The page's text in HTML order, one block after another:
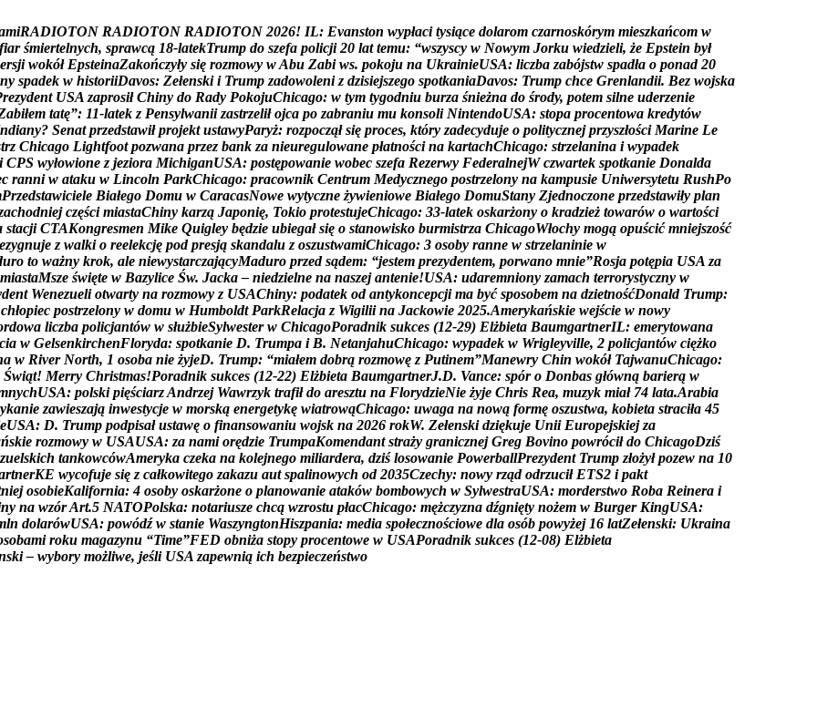
miRADIOTON RADIOTON RADIOTON 2026! IL: Evanston wypłaci tysiące dolarom czarnoskórym mieszkańcom w
fiar śmiertelnych, sprawcą 18-latekTrump do szefa policji 20 lat temu: “wszyscy w Nowym Jorku wiedzieli, że Epstein był
ersji wokół EpsteinaZakończyły się rozmowy wAbu Zabi ws. pokoju na UkrainieUSA: liczba zabójstw spadła o ponad 20
ny spadek w historiiDavos: Zełenski i Trump zadowoleni z dzisiejszego spotkaniaDavos: Trump chce Grenlandii. Bez wojska
rezydent USA zaprosił Chiny do Rady PokojuChicago: w tym tygodniu burza śnieżna do środy, potem silne uderzenie
abiłem tatę”: 11-latek z Pensylwanii zastrzelił ojca po zabraniu mu konsoli NintendoUSA: stopa procentowa kredytów
ndiany? Senat przedstawił projekt ustawyParyż: rozpoczął się proces, który zadecyduje o politycznej przyszłości Marine Le
trz Chicago Lightfoot pozwana przez bank za nieuregulowane płatności na kartachChicago: strzelanina i wypadek
i CPS wyłowione z jeziora MichiganUSA: postępowanie wobec szefa Rezerwy FederalnejW czwartek spotkanie Donalda
c ranni w ataku w Lincoln ParkChicago: pracownik Centrum Medycznego postrzelony na kampusie Uniwersytetu RushPo
Przedstawiciele Białego Domu w CaracasNowe wytyczne żywieniowe Białego DomuStany Zjednoczone przedstawiły plan
achodniej części miastaChiny karzą Japonię, Tokio protestujeChicago: 33-latek oskarżony o kradzież towarów o wartości
stacji CTAKongresmen Mike Quigley będzie ubiegał się o stanowisko burmistrza ChicagoWłochy mogą opuścić mniejszość
ezygnuje z walki o reelekcję pod presją skandalu z oszustwamiChicago: 3 osoby ranne w strzelaninie w
uro to ważny krok, ale niewystarczającyMaduro przed sądem: “jestem prezydentem, porwano mnie”Rosja potępia USA za
miastaMsze święte w Bazylice Św. Jacka – niedzielne na naszej antenie!USA: udaremniony zamach terrorystyczny w
dent Wenezueli otwarty na rozmowy z USAChiny: podatek od antykoncepcji ma być sposobem na dzietnośćDonald Trump:
chłopiec postrzelony w domu w Humboldt ParkRelacja z Wigilii na Jackowie 2025.Amerykańskie wejście w nowy
rdowa liczba policjantów w służbieSylwester w ChicagoPoradnik sukces (12-29) Elżbieta BaumgartnerIL: emerytowana
cia w GelsenkirchenFloryda: spotkanie D. Trumpa i B. NetanjahuChicago: wypadek w Wrigleyville, 2 policjantów ciężko
a w River North, 1 osoba nie żyjeD. Trump: “miałem dobrą rozmowę z Putinem”Manewry Chin wokół TajwanuChicago:
Świąt! Merry Christmas!Poradnik sukces (12-22) Elżbieta BaumgartnerJ.D. Vance: spór o Donbas główną barierą w
nychUSA: polski pięściarzAndrzej Wawrzyk trafił do aresztu na FlorydzieNie żyje Chris Rea, muzyk miał 74 lata.Arabia
ykanie zawieszają inwestycje w morską energetykę wiatrowąChicago: uwaga na nową formę oszustwa, kobieta straciła 45
eUSA: D. Trump podpisał ustawę o finansowaniu wojsk na 2026 rokW. Zełenski dziękuje Unii Europejskiej za
ńskie rozmowy w USAUSA: za nami orędzie TrumpaKomendant straży granicznej Greg Bovino powrócił do ChicagoDziś
zuelskich tankowcówAmeryka czeka na kolejnego miliardera, dziś losowanie PowerballPrezydent Trump złożył pozew na 10
rtnerKE wycofuje się z całkowitego zakazu aut spalinowych od 2035Czechy: nowy rząd odrzucił ETS2 i pakt
niej osobieKalifornia: 4 osoby oskarżone o planowanie ataków bombowych w SylwestraUSA: morderstwo Roba Reinera i
ny na wzórArt.5 NATOPolska: notariusze chcą wzrostu płacChicago: mężczyzna dźgnięty nożem w Burger KingUSA:
ln dolarówUSA: powódź w stanie WaszyngtonHiszpania: media społecznościowe dla osób powyżej 16 latZełenski: Ukraina
sobami roku magazynu “Time”FED obniża stopy procentowe w USAPoradnik sukces (12-08) Elżbieta
ski – wybory możliwe, jeśli USA zapewnią ich bezpieczeństwo